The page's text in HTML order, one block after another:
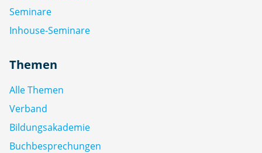
Seminare
Inhouse-Seminare
Themen
Alle Themen
Verband
Bildungsakademie
Buchbesprechungen